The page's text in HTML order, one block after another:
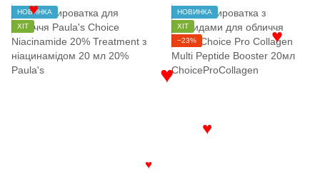
НОВИНКА
ХІТ
НОВИНКА
ХІТ
−23%
♥
♥
♥
♥
♥